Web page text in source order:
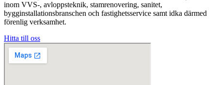
inom VVS-, avloppsteknik, stamrenovering, sanitet,
bygginstallationsbranschen och fastighetsservice samt idka därmed
förenlig verksamhet.
Hitta till oss